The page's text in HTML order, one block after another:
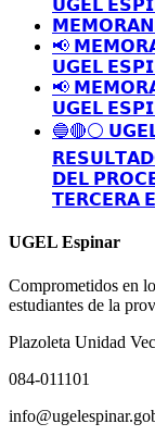
𝗨𝗚𝗘𝗟
📢
𝗨𝗚𝗘𝗟
📢
𝗨𝗚𝗘𝗟
🔵🔴⚪️
𝗗𝗘𝗟
𝗧𝗘𝗥𝗖𝗘𝗥𝗔
UGEL Espinar
Comprometidos en
estudiantes de la
Plazoleta Unidad
084-011101